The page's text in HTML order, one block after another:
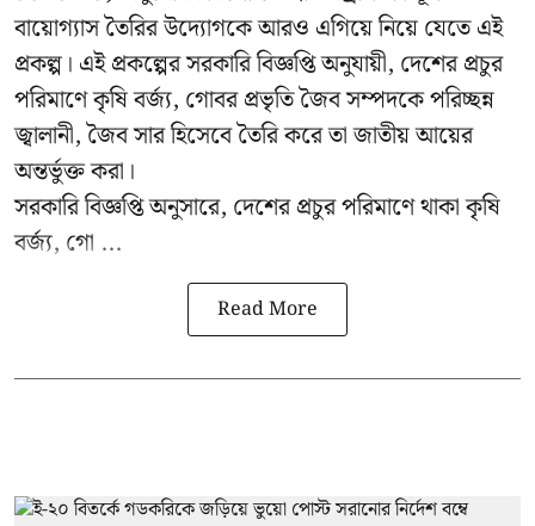
বায়োগ্যাস তৈরির উদ্যোগকে আরও এগিয়ে নিয়ে যেতে এই
প্রকল্প। এই প্রকল্পের সরকারি বিজ্ঞপ্তি অনুযায়ী, দেশের প্রচুর
পরিমাণে কৃষি বর্জ্য, গোবর প্রভৃতি জৈব সম্পদকে পরিচ্ছন্ন
জ্বালানী, জৈব সার হিসেবে তৈরি করে তা জাতীয় আয়ের
অন্তর্ভুক্ত করা।
সরকারি বিজ্ঞপ্তি অনুসারে, দেশের প্রচুর পরিমাণে থাকা কৃষি
বর্জ্য, গো ...
Read More